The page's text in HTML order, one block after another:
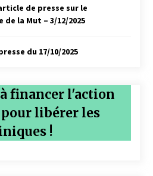
de presse sur le
la Mut – 3/12/2025
du 17/10/2025
financer l'action
libérer les
!